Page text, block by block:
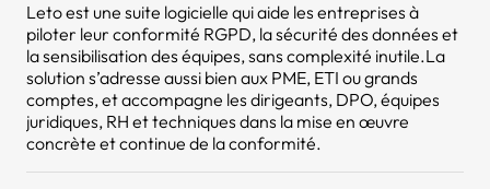
Leto est une suite logicielle qui aide les entreprises à
piloter leur conformité RGPD, la sécurité des données et
la sensibilisation des équipes, sans complexité inutile.La
solution s’adresse aussi bien aux PME, ETI ou grands
comptes, et accompagne les dirigeants, DPO, équipes
juridiques, RH et techniques dans la mise en œuvre
concrète et continue de la conformité.